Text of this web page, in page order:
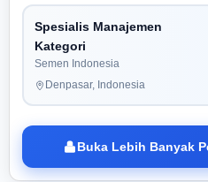
Spesialis Manajemen
Kategori
Semen Indonesia
Denpasar, Indonesia
Buka Lebih Banyak